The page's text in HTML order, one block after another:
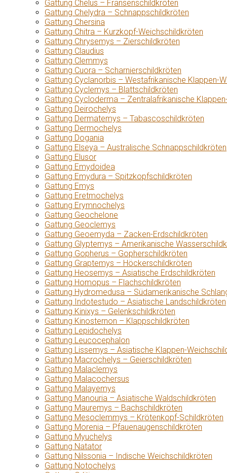
Gattung Chelus – Fransenschildkröten
Gattung Chelydra – Schnappschildkröten
Gattung Chersina
Gattung Chitra – Kurzkopf-Weichschildkröten
Gattung Chrysemys – Zierschildkröten
Gattung Claudius
Gattung Clemmys
Gattung Cuora – Scharnierschildkröten
Gattung Cyclanorbis – Westafrikanische Klappen-
Gattung Cyclemys – Blattschildkröten
Gattung Cycloderma – Zentralafrikanische
Gattung Deirochelys
Gattung Dermatemys – Tabascoschildkröten
Gattung Dermochelys
Gattung Dogania
Gattung Elseya – Australische Schnappschildkröten
Gattung Elusor
Gattung Emydoidea
Gattung Emydura – Spitzkopfschildkröten
Gattung Emys
Gattung Eretmochelys
Gattung Erymnochelys
Gattung Geochelone
Gattung Geoclemys
Gattung Geoemyda – Zacken-Erdschildkröten
Gattung Glyptemys – Amerikanische
Gattung Gopherus – Gopherschildkröten
Gattung Graptemys – Höckerschildkröten
Gattung Heosemys – Asiatische Erdschildkröten
Gattung Homopus – Flachschildkröten
Gattung Hydromedusa – Südamerikanische
Gattung Indotestudo – Asiatische Landschildkröten
Gattung Kinixys – Gelenkschildkröten
Gattung Kinosternon – Klappschildkröten
Gattung Lepidochelys
Gattung Leucocephalon
Gattung Lissemys – Asiatische Klappen-
Gattung Macrochelys – Geierschildkröten
Gattung Malaclemys
Gattung Malacochersus
Gattung Malayemys
Gattung Manouria – Asiatische Waldschildkröten
Gattung Mauremys – Bachschildkröten
Gattung Mesoclemmys – Krötenkopf-Schildkröten
Gattung Morenia – Pfauenaugenschildkröten
Gattung Myuchelys
Gattung Natator
Gattung Nilssonia – Indische Weichschildkröten
Gattung Notochelys